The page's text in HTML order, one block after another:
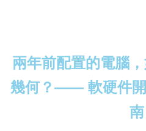
兩年前配置的電腦
幾何？—— 軟硬件
南